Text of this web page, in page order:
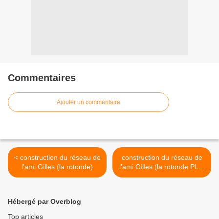
Commentaires
Ajouter un commentaire
< construction du réseau de
l'ami Gilles (la rotonde)
construction du réseau de
l'ami Gilles (la rotonde PLM
suite) >
Hébergé par Overblog
Top articles